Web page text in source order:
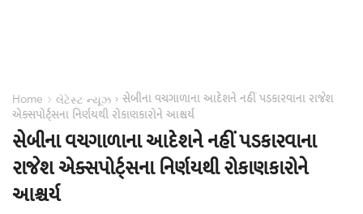
Home › લેટેસ્ટ ન્યૂઝ › સેબીના વચગાળાના આદેશને નહીં પડકારવાના રાજેશ
એક્સપોર્ટ્સના નિર્ણયથી રોકાણકારોને આશ્ચર્ય
સેબીના વચગાળાના આદેશને નહીં પડકારવાના
રાજેશ એક્સપોર્ટ્સના નિર્ણયથી રોકાણકારોને
આશ્ચર્ય